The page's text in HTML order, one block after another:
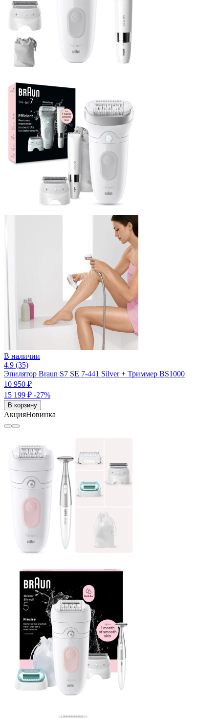
В наличии
4.9 (35)
Эпилятор Braun S7 SE 7-441 Silver + Триммер BS1000
10 950 ₽
15 199 ₽ -27%
В корзину
АкцияНовинка